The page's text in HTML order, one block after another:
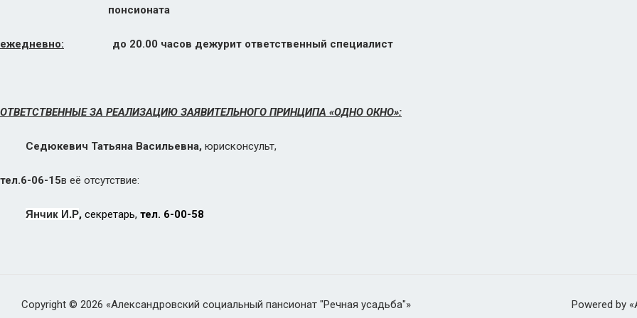
понсионата
ежедневно: до 20.00 часов дежурит ответственный специалист
ОТВЕТСТВЕННЫЕ ЗА РЕАЛИЗАЦИЮ ЗАЯВИТЕЛЬНОГО ПРИНЦИПА «ОДНО ОКНО»:
Седюкевич Татьяна Васильевна, юрисконсульт,
тел.6-06-15в её отсутствие:
Янчик И.Р, секретарь, тел. 6-00-58
Copyright © 2026 «Александровский социальный пансионат "Речная усадьба"» Powered by